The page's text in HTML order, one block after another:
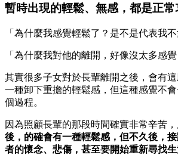
暫時出現的輕鬆、無感，都是正
「為什麼我感覺輕鬆了？是不是代表我不
「為什麼我對他的離開，好像沒太多感覺
其實很多子女對於長輩離開之後，會有
一種卸下重擔的輕鬆感，但這種感覺不
個過程。
因為照顧長輩的那段時間確實非常辛苦，
後，的確會有一種輕鬆感，但不久後，
者的懷念、悲傷，甚至要開始重新尋找